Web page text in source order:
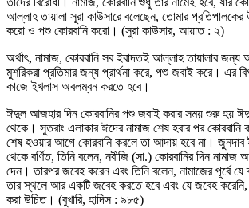
আল্লাহ তায়ালা সূরা কাউসারে বলেছেন, তোমার প্রতিপালকের
করো ও পশু কোরবানি করো। (সুরা কাউসার, আয়াত : ২)
অর্থাৎ, নামাজ, কোরবানি সব ইবাদতই আল্লাহ তায়ালার
মুশরিকরা প্রতিমার জন্য প্রার্থনা করে, পশু জবাই করে। এর
কাজে ইখলাস অবলম্বন করতে হবে।
ঈদুল আজহার দিন কোরবানির পশু জবাই করার সময় শুরু হয়
থেকে। সুতরাং এলাকার ঈদের নামাজ শেষ হবার পর
শেষ হওয়ার আগে কোরবানি করলে তা আদায় হবে না।
থেকে বর্ণিত, তিনি বলেন, নবীজি (সা.) কোরবানির দিন নামাজ
দেন। তারপর জবেহ করেন এবং তিনি বলেন, নামাজের পূর্বে
তার স্থলে আর একটি জবেহ করতে হবে এবং যে জবেহ
করা উচিত। (বুখারি, হাদিস : ৯৮৫)